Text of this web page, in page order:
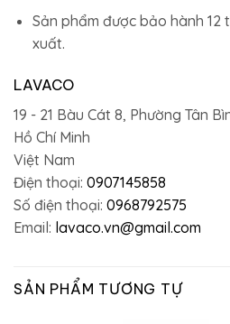
Sản phẩm được bảo hành 12
xuất.
LAVACO
19 - 21 Bàu Cát 8, Phường Tân
Hồ Chí Minh
Việt Nam
Điện thoại: 0907145858
Số điện thoại: 0968792575
Email: lavaco.vn@gmail.com
SẢN PHẨM TƯƠNG TỰ